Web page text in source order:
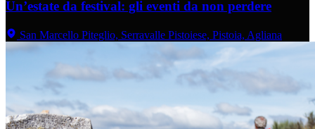
Un’estate da festival: gli eventi da non perdere
San Marcello Piteglio, Serravalle Pistoiese, Pistoia, Agliana